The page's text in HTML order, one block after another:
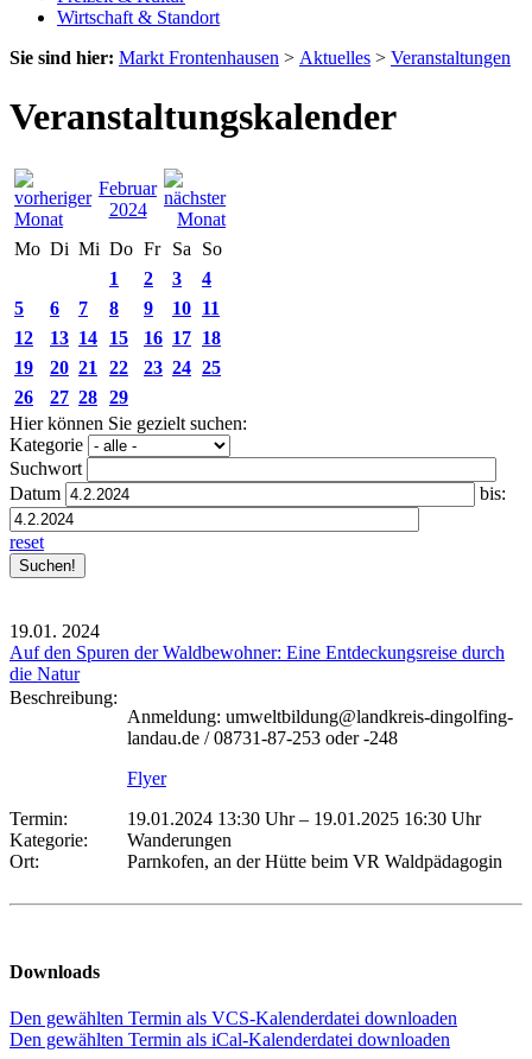
Wirtschaft & Standort
Sie sind hier: Markt Frontenhausen > Aktuelles > Veranstaltungen
Veranstaltungskalender
Februar
2024
Mo Di Mi Do Fr Sa
So
1
2 3
4
5
6 7 8 9 10 11
12
13 14 15 16 17 18
19
20 21 22 23 24 25
26
27 28 29
Hier können Sie gezielt suchen:
Kategorie
Suchwort
Datum
bis:
reset
19.01. 2024
Auf den Spuren der Waldbewohner: Eine Entdeckungsreise durch
die Natur
Beschreibung:
Anmeldung: umweltbildung@landkreis-dingolfing-
landau.de / 08731-87-253 oder -248
Flyer
Termin:
19.01.2024 13:30 Uhr– 19.01.2025 16:30 Uhr
Kategorie:
Wanderungen
Ort:
Parnkofen, an der Hütte beim VR Waldpädagogin
Downloads
Den gewählten Termin als VCS-Kalenderdatei downloaden
Den gewählten Termin als iCal-Kalenderdatei downloaden